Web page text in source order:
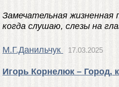
Замечательная жизненная
когда слушаю, слезы на
М.Г.Данильчук 17.03.2025
Игорь Корнелюк – Город,